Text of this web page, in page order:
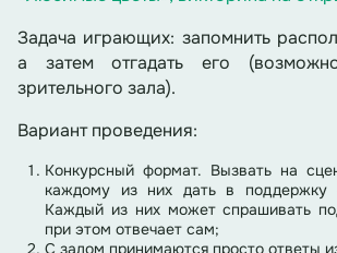
Задача играющих: запомнить
а затем отгадать его
зрительного зала).
Вариант проведения:
Конкурсный формат. Вызвать на
каждому из них дать в поддержку
Каждый из них может спрашивать
при этом отвечает сам;
С залом принимаются просто ответы